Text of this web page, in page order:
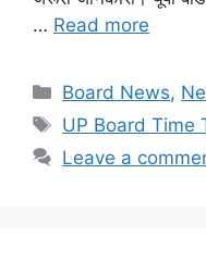
… Read more
Categories
Board News,
Tags
UP Board Time
Leave a